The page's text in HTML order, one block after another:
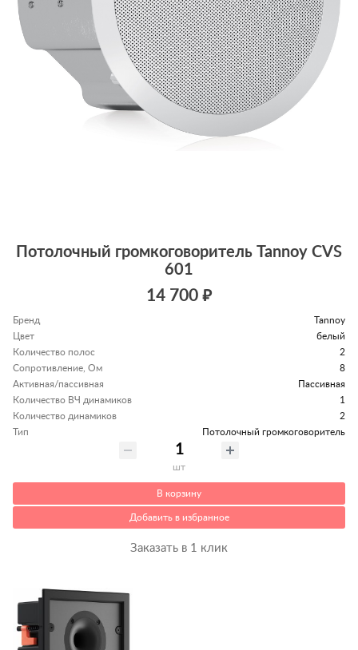
Потолочный громкоговоритель Tannoy CVS
601
14 700 ₽
Бренд
Tannoy
Цвет
белый
Количество полос
2
Сопротивление, Ом
8
Активная/пассивная
Пассивная
Количество ВЧ динамиков
1
Количество динамиков
2
Тип
Потолочный громкоговоритель
шт
В корзину
Добавить в избранное
Заказать в 1 клик